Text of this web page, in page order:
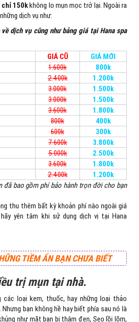
chỉ 150kkhông lo mụn mọc trở lại. Ngoài ra
dịch vụ như:
dịch vụ cũng như bảng giá tại Hana spa
GIÁ CŨ
GIÁ MỚI
1.600k
800k
2.400k
1.200k
3.000k
1.500k
3.000k
1.500k
3.600k
1.800k
800k
400k
600k
300k
7.600k
3.800k
5.000k
2.500k
3.600k
1.800k
2.400k
1.200k
đã bao gồm phí bảo hành trọn đời cho bạn
thu thêm bất kỳ khoản phí nào ngoài giá
yên tâm khi sử dụng dịch vị tại Hana
TIỀM ẨN BẠN CHƯA BIẾT
trị mụn tại nhà.
các loại kem, thuốc, hay những loại thảo
bạn không hề hay biết phía sau nó là
như mặt bạn bị thâm đen, Sẹo lồi lõm,